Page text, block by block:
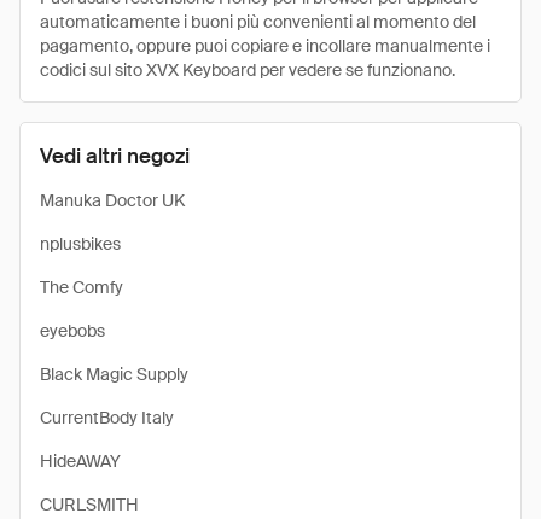
Vedi altri negozi
Manuka Doctor UK
nplusbikes
The Comfy
eyebobs
Black Magic Supply
CurrentBody Italy
HideAWAY
CURLSMITH
automaticamente i buoni più convenienti al momento del
pagamento, oppure puoi copiare e incollare manualmente i
codici sul sito XVX Keyboard per vedere se funzionano.